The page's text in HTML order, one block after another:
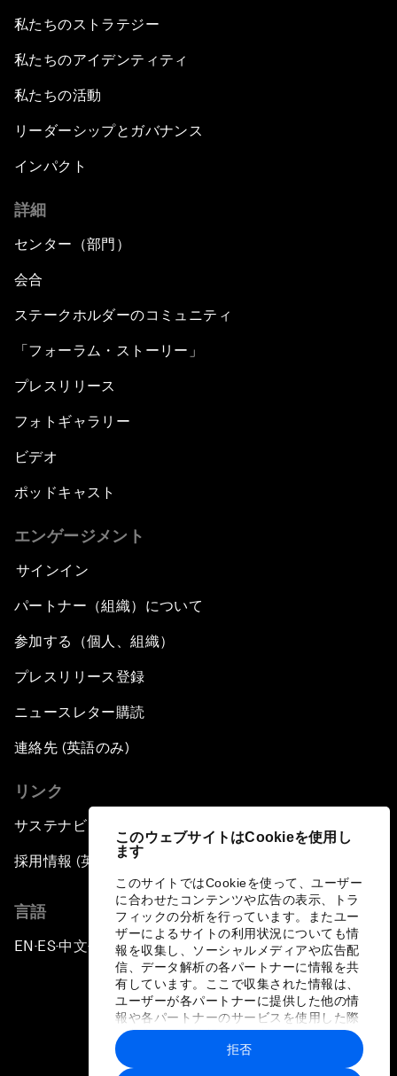
このウェブサイトはCookieを使用し
ます
このサイトではCookieを使って、ユーザー
に合わせたコンテンツや広告の表示、トラ
フィックの分析を行っています。またユー
ザーによるサイトの利用状況についても情
報を収集し、ソーシャルメディアや広告配
信、データ解析の各パートナーに情報を共
有しています。ここで収集された情報は、
ユーザーが各パートナーに提供した他の情
報や各パートナーのサービスを使用した際
に収集された情報と組み合わされ、各パー
トナーによって使用されることがありま
す。
拒否
私たちのストラテジー
私たちのアイデンティティ
私たちの活動
リーダーシップとガバナンス
インパクト
詳細
センター（部門）
会合
ステークホルダーのコミュニティ
「フォーラム・ストーリー」
プレスリリース
フォトギャラリー
ビデオ
ポッドキャスト
エンゲージメント
サインイン
パートナー（組織）について
参加する（個人、組織）
プレスリリース登録
ニュースレター購読
連絡先 (英語のみ)
リンク
サステナビリティへの取り組み
採用情報 (英語のみ)
言語
EN ▪ES▪中文▪ 日本語
プライバシーポリシーと利用規約